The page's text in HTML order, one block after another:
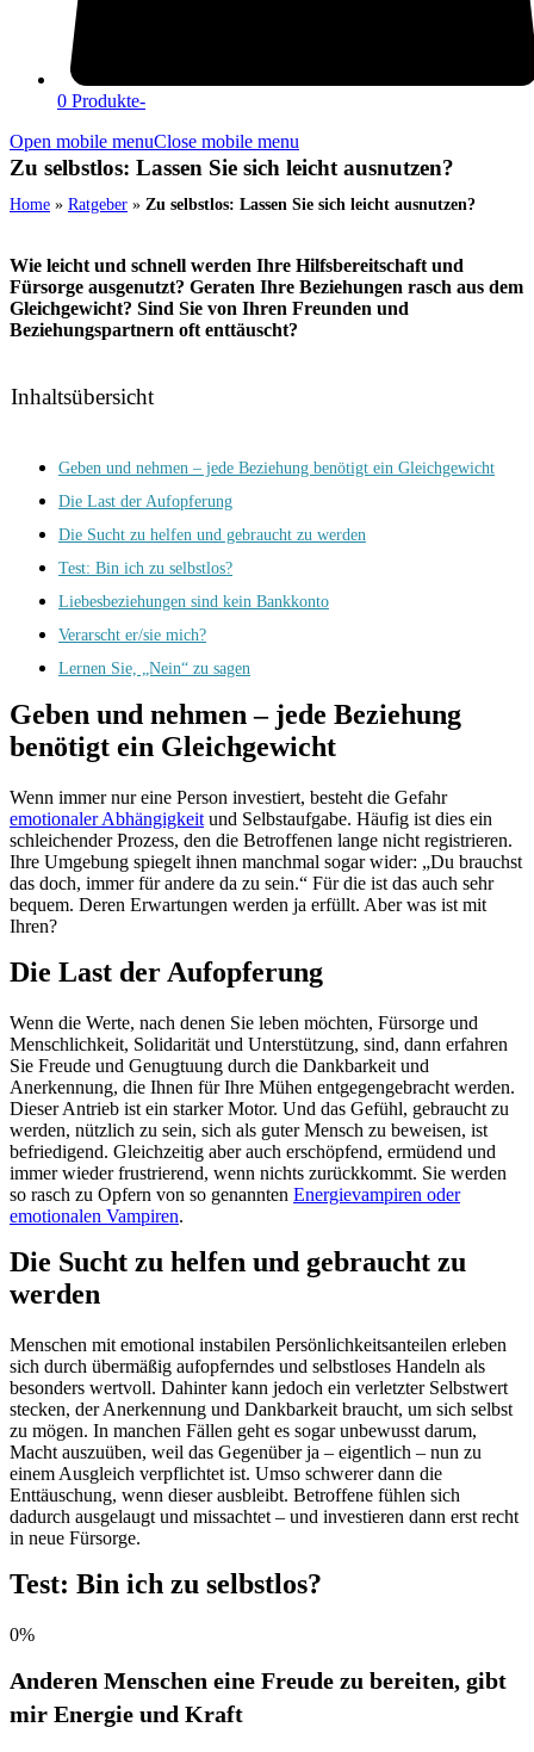
0 Produkte-
Open mobile menuClose mobile menu
Zu selbstlos: Lassen Sie sich leicht ausnutzen?
Home » Ratgeber » Zu selbstlos: Lassen Sie sich leicht ausnutzen?
Wie leicht und schnell werden Ihre Hilfsbereitschaft und
Fürsorge ausgenutzt? Geraten Ihre Beziehungen rasch aus dem
Gleichgewicht? Sind Sie von Ihren Freunden und
Beziehungspartnern oft enttäuscht?
Inhaltsübersicht
Geben und nehmen – jede Beziehung benötigt ein Gleichgewicht
Die Last der Aufopferung
Die Sucht zu helfen und gebraucht zu werden
Test: Bin ich zu selbstlos?
Liebesbeziehungen sind kein Bankkonto
Verarscht er/sie mich?
Lernen Sie, „Nein“ zu sagen
Geben und nehmen – jede Beziehung
benötigt ein Gleichgewicht
Wenn immer nur eine Person investiert, besteht die Gefahr
emotionaler Abhängigkeit und Selbstaufgabe. Häufig ist dies ein
schleichender Prozess, den die Betroffenen lange nicht registrieren.
Ihre Umgebung spiegelt ihnen manchmal sogar wider: „Du brauchst
das doch, immer für andere da zu sein.“ Für die ist das auch sehr
bequem. Deren Erwartungen werden ja erfüllt. Aber was ist mit
Ihren?
Die Last der Aufopferung
Wenn die Werte, nach denen Sie leben möchten, Fürsorge und
Menschlichkeit, Solidarität und Unterstützung, sind, dann erfahren
Sie Freude und Genugtuung durch die Dankbarkeit und
Anerkennung, die Ihnen für Ihre Mühen entgegengebracht werden.
Dieser Antrieb ist ein starker Motor. Und das Gefühl, gebraucht zu
werden, nützlich zu sein, sich als guter Mensch zu beweisen, ist
befriedigend. Gleichzeitig aber auch erschöpfend, ermüdend und
immer wieder frustrierend, wenn nichts zurückkommt. Sie werden
so rasch zu Opfern von so genannten Energievampiren oder
emotionalen Vampiren.
Die Sucht zu helfen und gebraucht zu
werden
Menschen mit emotional instabilen Persönlichkeitsanteilen erleben
sich durch übermäßig aufopferndes und selbstloses Handeln als
besonders wertvoll. Dahinter kann jedoch ein verletzter Selbstwert
stecken, der Anerkennung und Dankbarkeit braucht, um sich selbst
zu mögen. In manchen Fällen geht es sogar unbewusst darum,
Macht auszuüben, weil das Gegenüber ja – eigentlich – nun zu
einem Ausgleich verpflichtet ist. Umso schwerer dann die
Enttäuschung, wenn dieser ausbleibt. Betroffene fühlen sich
dadurch ausgelaugt und missachtet – und investieren dann erst recht
in neue Fürsorge.
Test: Bin ich zu selbstlos?
0%
Anderen Menschen eine Freude zu bereiten, gibt
mir Energie und Kraft